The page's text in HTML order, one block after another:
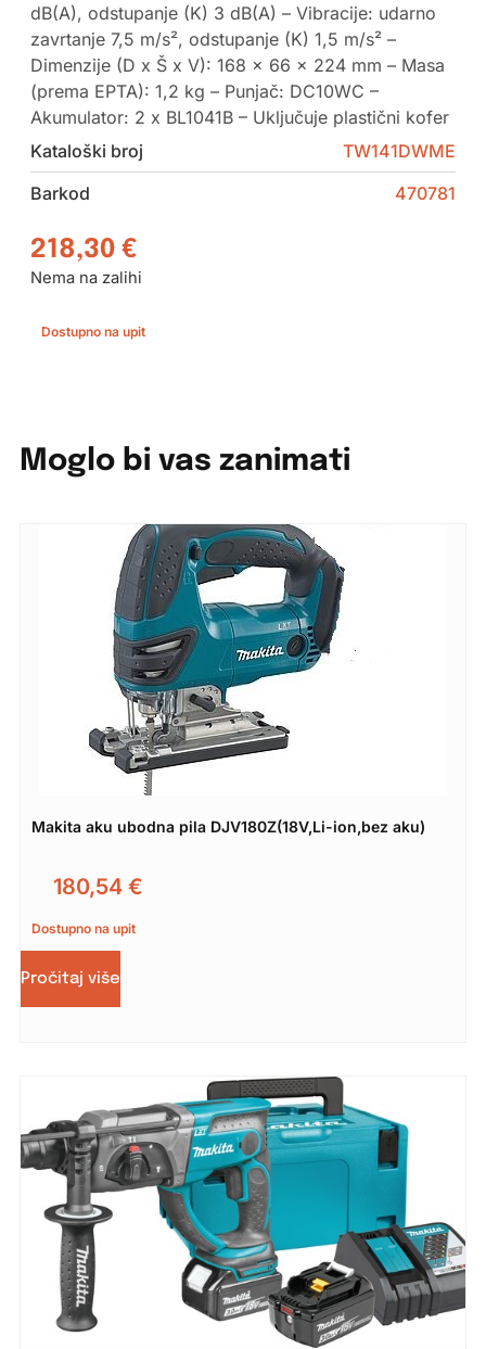
dB(A), odstupanje (K) 3 dB(A) – Vibracije: udarno
zavrtanje 7,5 m/s², odstupanje (K) 1,5 m/s² –
Dimenzije (D x Š x V): 168 x 66 x 224 mm – Masa
(prema EPTA): 1,2 kg – Punjač: DC10WC –
Akumulator: 2 x BL1041B – Uključuje plastični kofer
Kataloški broj
TW141DWME
Barkod
470781
218,30 €
Nema na zalihi
Dostupno na upit
Moglo bi vas zanimati
Makita aku ubodna pila DJV180Z(18V,Li-ion,bez aku)
180,54 €
Dostupno na upit
Pročitaj više